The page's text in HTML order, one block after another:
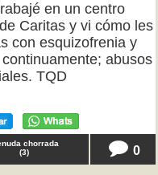
en un centro
Caritas y vi cómo les
con esquizofrenia y
abusos
TQD
chorrada
(3) 0